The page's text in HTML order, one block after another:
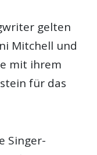
gelten
Mitchell und
mit ihrem
für das
Singer-